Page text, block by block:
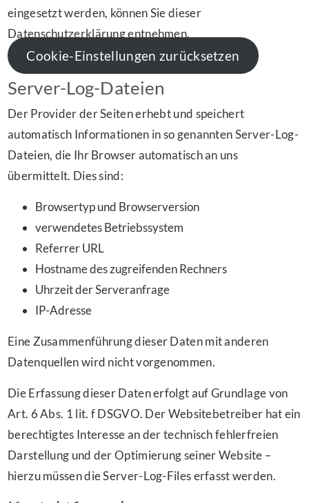
eingesetzt werden, können Sie dieser
Datenschutzerklärung entnehmen.
Cookie-Einstellungen zurücksetzen
Server-Log-Dateien
Der Provider der Seiten erhebt und speichert
automatisch Informationen in so genannten Server-Log-
Dateien, die Ihr Browser automatisch an uns
übermittelt. Dies sind:
Browsertyp und Browserversion
verwendetes Betriebssystem
Referrer URL
Hostname des zugreifenden Rechners
Uhrzeit der Serveranfrage
IP-Adresse
Eine Zusammenführung dieser Daten mit anderen
Datenquellen wird nicht vorgenommen.
Die Erfassung dieser Daten erfolgt auf Grundlage von
Art. 6 Abs. 1 lit. f DSGVO. Der Websitebetreiber hat ein
berechtigtes Interesse an der technisch fehlerfreien
Darstellung und der Optimierung seiner Website –
hierzu müssen die Server-Log-Files erfasst werden.